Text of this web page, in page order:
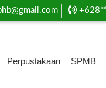
Perpustakaan SPMB